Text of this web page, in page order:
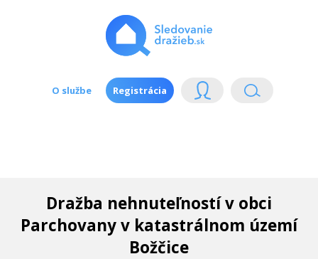
O službe Registrácia
Dražba nehnuteľností v obci
Parchovany v katastrálnom území
Božčice